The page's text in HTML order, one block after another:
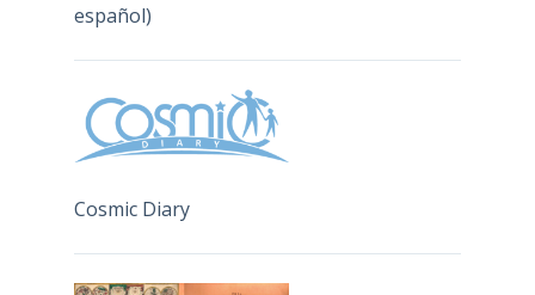
español)
Cosmic Diary